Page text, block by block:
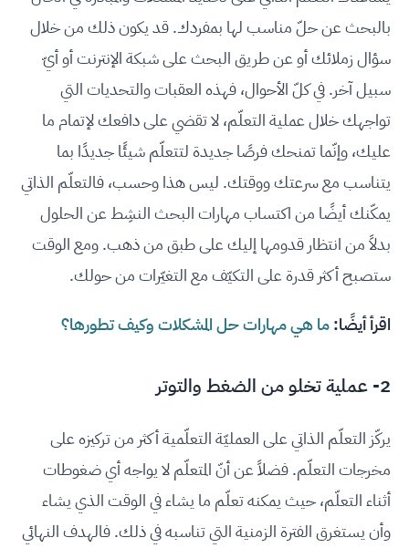
بالبحث عن حلّ مناسب لها بمفردك. قد يكون ذلك من خلال
سؤال زملائك أو عن طريق البحث على شبكة الإنترنت أو أيّ
سبيل آخر. في كلّ الأحوال، فهذه العقبات والتحديات التي
تواجهك خلال عملية التعلّم، لا تقضي على دافعك لإتمام ما
عليك، وإنّما تمنحك فرصًا جديدة لتتعلّم شيئًا جديدًا بما
يتناسب مع سرعتك ووقتك. ليس هذا وحسب، فالتعلّم الذاتي
يمكّنك أيضًا من اكتساب مهارات البحث النشِط عن الحلول
بدلاً من انتظار قدومها إليك على طبق من ذهب. ومع الوقت
ستصبح أكثر قدرة على التكيّف مع التغيّرات من حولك.
اقرأ أيضًا:ما هي مهارات حل المشكلات وكيف تطورها؟
2- عملية تخلو من الضغط والتوتر
يركّز التعلّم الذاتي على العمليّة التعلّمية أكثر من تركيزه على
مخرجات التعلّم. فضلاً عن أنّ المتعلّم لا يواجه أي ضغوطات
أثناء التعلّم، حيث يمكنه تعلّم ما يشاء في الوقت الذي يشاء
وأن يستغرق الفترة الزمنية التي تناسبه في ذلك. فالهدف النهائي